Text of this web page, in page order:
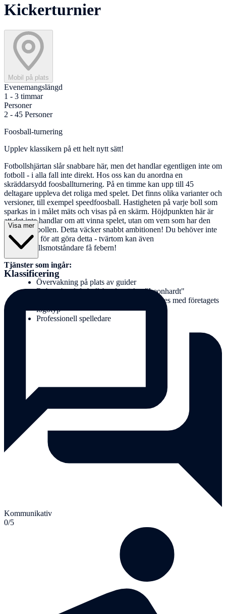
Kickerturnier
Mobil på plats
Evenemangslängd
1 - 3 timmar
Personer
2 - 45 Personer
Foosball-turnering
Upplev klassikern på ett helt nytt sätt!
Fotbollshjärtan slår snabbare här, men det handlar egentligen inte om
fotboll - i alla fall inte direkt. Hos oss kan du anordna en
skräddarsydd foosballturnering. På en timme kan upp till 45
deltagare uppleva det roliga med spelet. Det finns olika varianter och
versioner, till exempel speedfoosball. Hastigheten på varje boll som
sparkas in i målet mäts och visas på en skärm. Höjdpunkten här är
att det inte handlar om att vinna spelet, utan om vem som har den
snabbaste bollen. Detta väcker snabbt ambitionen! Du behöver inte
vara proffs för att göra detta - tvärtom kan även
bordsfotbollsmotståndare få febern!
Tjänster som ingår:
Övervakning på plats av guider
Robust bordsfotbollsbord, märket "Leonhardt"
Bordsfotbollsbordet kan på begäran förses med företagets
logotyp
Professionell spelledare
Visa mer
Klassificering
Kommunikativ
0/5